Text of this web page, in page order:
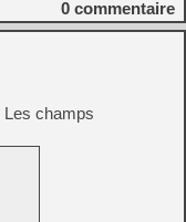
0 commentaire
Les champs